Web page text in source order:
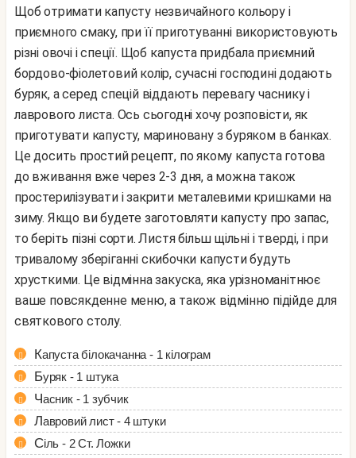
Щоб отримати капусту незвичайного кольору і
приємного смаку, при її приготуванні використовують
різні овочі і спеції. Щоб капуста придбала приємний
бордово-фіолетовий колір, сучасні господині додають
буряк, а серед спецій віддають перевагу часнику і
лаврового листа. Ось сьогодні хочу розповісти, як
приготувати капусту, мариновану з буряком в банках.
Це досить простий рецепт, по якому капуста готова
до вживання вже через 2-3 дня, а можна також
простерилізувати і закрити металевими кришками на
зиму. Якщо ви будете заготовляти капусту про запас,
то беріть пізні сорти. Листя більш щільні і тверді, і при
тривалому зберіганні скибочки капусти будуть
хрусткими. Це відмінна закуска, яка урізноманітнює
ваше повсякденне меню, а також відмінно підійде для
святкового столу.
Капуста білокачанна - 1 кілограм
Буряк - 1 штука
Часник - 1 зубчик
Лавровий лист - 4 штуки
Сіль - 2 Ст. Ложки